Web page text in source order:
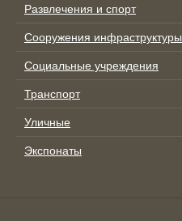
Развлечения и спорт
Сооружения инфраструктуры
Социальные учреждения
Транспорт
Уличные
Экспонаты